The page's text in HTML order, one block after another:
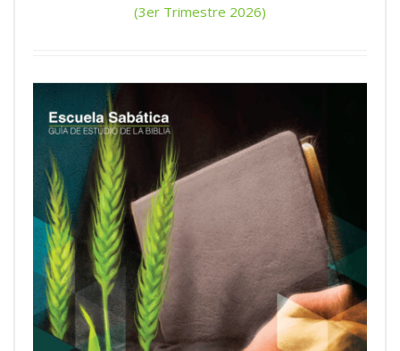
(3er Trimestre 2026)